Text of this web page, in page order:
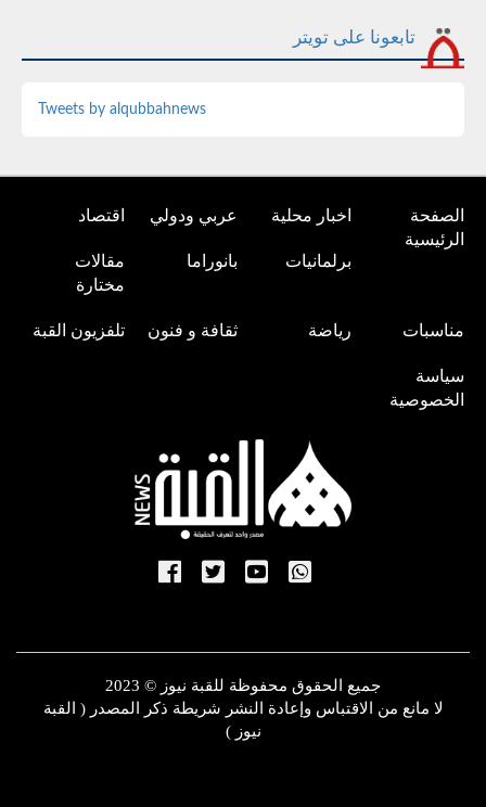
تابعونا على تويتر
Tweets by alqubbahnews
الصفحة
الرئيسية
اخبار محلية عربي ودولي اقتصاد
برلمانيات بانوراما
مقالات
مختارة
مناسبات رياضة ثقافة و فنون تلفزيون القبة
سياسة
الخصوصية
جميع الحقوق محفوظة للقبة نيوز © 2023
لا مانع من الاقتباس وإعادة النشر شريطة ذكر المصدر ( القبة
نيوز )